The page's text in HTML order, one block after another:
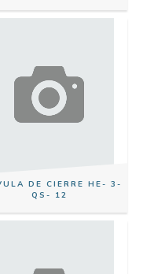
DE CIERRE HE- 3-
QS- 12